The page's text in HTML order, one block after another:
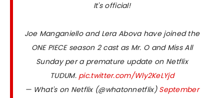
It's official!
Joe Manganiello and Lera Abova have joined the
ONE PIECE season 2 cast as Mr. O and Miss All
Sunday per a premature update on Netflix
TUDUM. pic.twitter.com/Wly2KeLYjd
— What's on Netflix (@whatonnetflix) September